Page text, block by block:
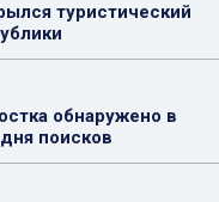
туристический
обнаружено в
поисков